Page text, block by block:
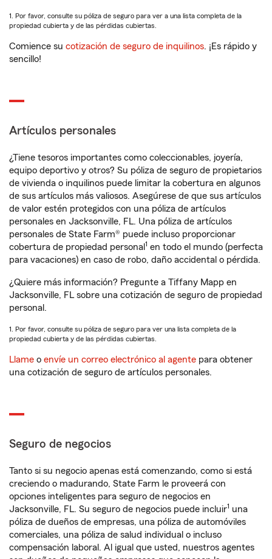
1. Por favor, consulte su póliza de seguro para ver a una lista completa de la
propiedad cubierta y de las pérdidas cubiertas.
Comience su cotización de seguro de inquilinos. ¡Es rápido y
sencillo!
Artículos personales
¿Tiene tesoros importantes como coleccionables, joyería,
equipo deportivo y otros? Su póliza de seguro de propietarios
de vivienda o inquilinos puede limitar la cobertura en algunos
de sus artículos más valiosos. Asegúrese de que sus artículos
de valor estén protegidos con una póliza de artículos
personales en Jacksonville, FL. Una póliza de artículos
personales de State Farm® puede incluso proporcionar
cobertura de propiedad personal 1 en todo el mundo (perfecta
para vacaciones) en caso de robo, daño accidental o pérdida.
¿Quiere más información? Pregunte a Tiffany Mapp en
Jacksonville, FL sobre una cotización de seguro de propiedad
personal.
1. Por favor, consulte su póliza de seguro para ver una lista completa de la
propiedad cubierta y de las pérdidas cubiertas.
Llame o envíe un correo electrónico al agente para obtener
una cotización de seguro de artículos personales.
Seguro de negocios
Tanto si su negocio apenas está comenzando, como si está
creciendo o madurando, State Farm le proveerá con
opciones inteligentes para seguro de negocios en
Jacksonville, FL. Su seguro de negocios puede incluir1 una
póliza de dueños de empresas, una póliza de automóviles
comerciales, una póliza de salud individual o incluso
compensación laboral. Al igual que usted, nuestros agentes